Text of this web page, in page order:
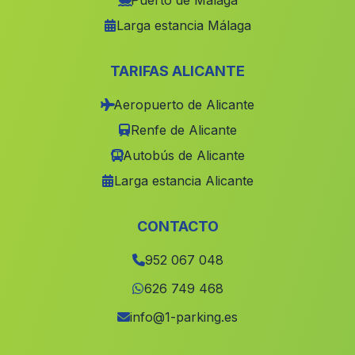
Cuevas de los Medinas(Malaga)
(Malaga)
Chaparral de Cartuja(Malaga)
(Malaga)
(Malaga)
Caserio Darsena (Malaga)
Larga estancia Málaga
TARIFAS ALICANTE
Aeropuerto de Alicante
Renfe de Alicante
Autobús de Alicante
Larga estancia Alicante
CONTACTO
952 067 048
626 749 468
info@1-parking.es